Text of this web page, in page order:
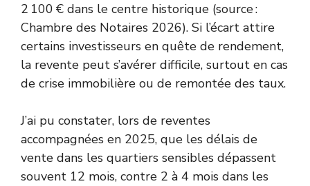
2 100 € dans le centre historique (source :
Chambre des Notaires 2026). Si l’écart attire
certains investisseurs en quête de rendement,
la revente peut s’avérer difficile, surtout en cas
de crise immobilière ou de remontée des taux.
J’ai pu constater, lors de reventes
accompagnées en 2025, que les délais de
vente dans les quartiers sensibles dépassent
souvent 12 mois, contre 2 à 4 mois dans les